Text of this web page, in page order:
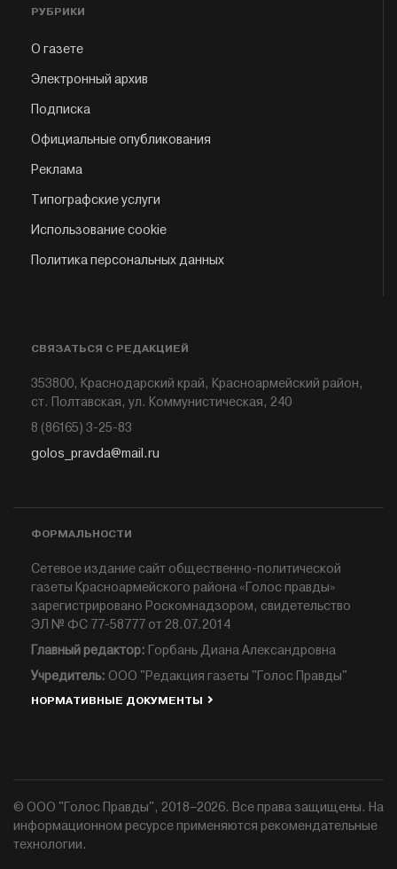
РУБРИКИ
О газете
Электронный архив
Подписка
Официальные опубликования
Реклама
Типографские услуги
Использование cookie
Политика персональных данных
СВЯЗАТЬСЯ С РЕДАКЦИЕЙ
353800, Краснодарский край, Красноармейский район,
ст. Полтавская, ул. Коммунистическая, 240
8 (86165) 3-25-83
golos_pravda@mail.ru
ФОРМАЛЬНОСТИ
Сетевое издание сайт общественно-политической
газеты Красноармейского района «Голос правды»
зарегистрировано Роскомнадзором, свидетельство
ЭЛ № ФС 77-58777 от 28.07.2014
Главный редактор: Горбань Диана Александровна
Учредитель: ООО "Редакция газеты "Голос Правды"
НОРМАТИВНЫЕ ДОКУМЕНТЫ
© ООО "Голос Правды", 2018–2026. Все права защищены. На
информационном ресурсе применяются рекомендательные
технологии.